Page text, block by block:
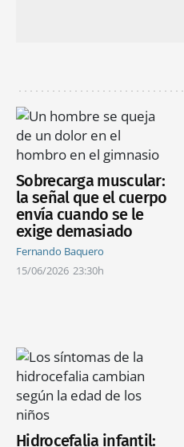
Sobrecarga muscular:
la señal que el cuerpo
envía cuando se le
exige demasiado
Fernando Baquero
15/06/2026 23:30h
Hidrocefalia infantil: